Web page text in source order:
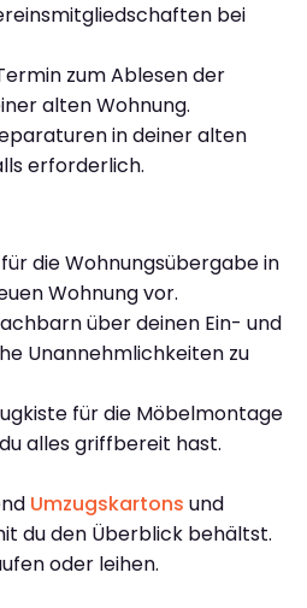
bei
zum Ablesen der
alten Wohnung.
in deiner alten
erforderlich.
die Wohnungsübergabe in
Wohnung vor.
über deinen Ein- und
Unannehmlichkeiten zu
für die Möbelmontage
alles griffbereit hast.
Umzugskartons und
du den Überblick behältst.
oder leihen.